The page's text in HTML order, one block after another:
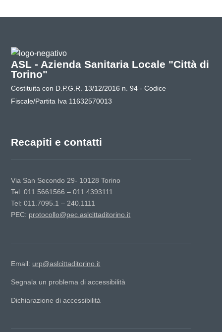
ASL - Azienda Sanitaria Locale "Città di
Torino"
Costituita con D.P.G.R. 13/12/2016 n. 94 - Codice
Fiscale/Partita Iva 11632570013
Recapiti e contatti
Via San Secondo 29- 10128 Torino
Tel: 011.5661566 – 011.4393111
Tel: 011.7095.1 – 240.1111
PEC: protocollo@pec.aslcittaditorino.it
Email: urp@aslcittaditorino.it
Segnala un problema di accessibilità
Dichiarazione di accessibilità